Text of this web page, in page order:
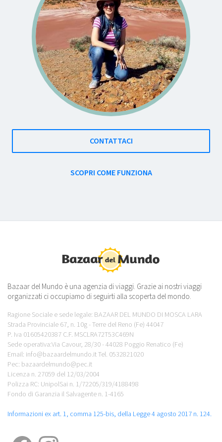
CONTATTACI
SCOPRI COME FUNZIONA
Bazaar del Mundo è una agenzia di viaggi. Grazie ai nostri viaggi
organizzati ci occupiamo di seguirti alla scoperta del mondo.
Ragione Sociale e sede legale: BAZAAR DEL MUNDO DI MOSCA LARA
Strada Provinciale 67, n. 10g - Terre del Reno (Fe) 44047
P. Iva 01605420387 C.F. MSCLRA72T53C469N
Sede operativa:Via Cavour, 28/30 - 44028 Poggio Renatico (Fe)
Email: info@bazaardelmundo.it Tel. 0532821020
Pec: bazaardelmundo@pec.it
Licenza n. 27059 del 12/03/2004
Polizza RC: UnipolSai n. 1/72205/319/4188498
Fondo di Garanzia il Salvagente n. 1-4165
Informazioni ex art. 1, comma 125-bis, della Legge 4 agosto 2017 n. 124.